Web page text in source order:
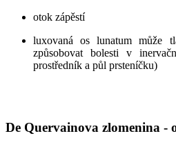
otok zápěstí
luxovaná os lunatum může
způsobovat bolesti v
prostředník a půl prsteníčku)
De Quervainova zlomenina -